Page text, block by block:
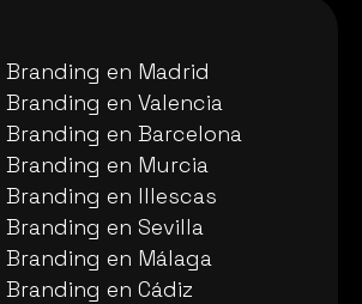
en Madrid
Branding en Madrid
en Valencia
Branding en Valencia
en Barcelona
Branding en Barcelona
en Murcia
Branding en Murcia
Branding en Illescas
Branding en Illescas
en Sevilla
Branding en Sevilla
en Málaga
Branding en Málaga
en Cádiz